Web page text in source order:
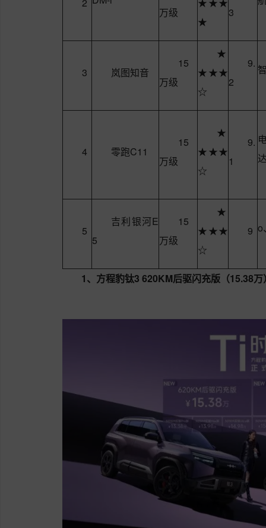
万级
★
3
3 岚图知音
15
万级
★
★★★
☆
9.
2
4 零跑C11
15
万级
★
★★★
☆
9.
1
5
吉利银河E
5
15
万级
★
★★★
☆
9 o
1、方程豹钛3 620KM后驱闪充版（15.38万